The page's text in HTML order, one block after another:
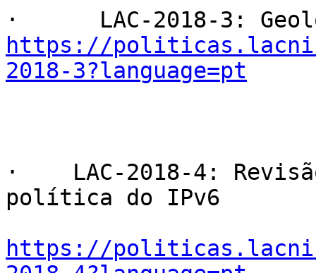
https://
2018-3?language=pt
·    LAC-2018-4:
política do IPv6
https://